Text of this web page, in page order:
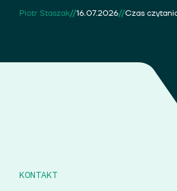
Piotr Staszak//16.07.2026//Czas
KONTAKT